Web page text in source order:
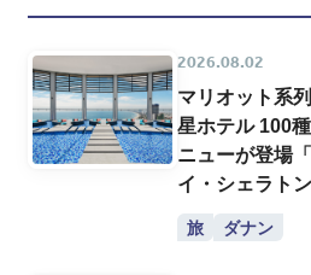
2026.08.02
マリオット系
星ホテル 100
ニューが登場
イ・シェラト
by Sheraton
旅 ダナン